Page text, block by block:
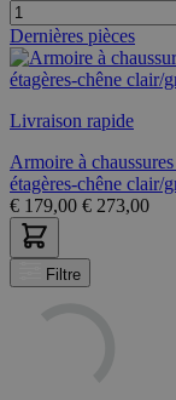
Dernières pièces
Livraison rapide
Armoire à
étagères-chêne clair/
€ 179,00 € 273,00
Filtre